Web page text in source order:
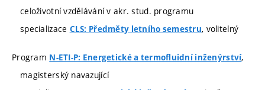
celoživotní vzdělávání v akr. stud. programu
specializace CLS: Předměty letního semestru, volitelný
Program N-ETI-P: Energetické a termofluidní inženýrství,
magisterský navazující